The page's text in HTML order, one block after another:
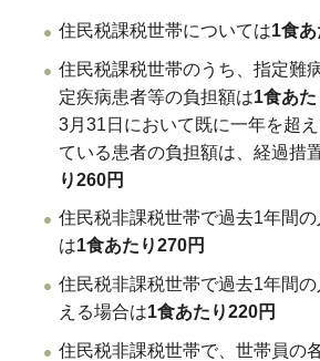
住民税課税世帯については1食
住民税課税世帯のうち、指定難
定疾病患者等の負担額は1食あた
3月31日において既に一年を超
ている患者の負担額は、経過措
り260円
住民税非課税世帯で過去1年間
は1食あたり270円
住民税非課税世帯で過去1年間
える場合は1食あたり220円
住民税非課税世帯で、世帯員の